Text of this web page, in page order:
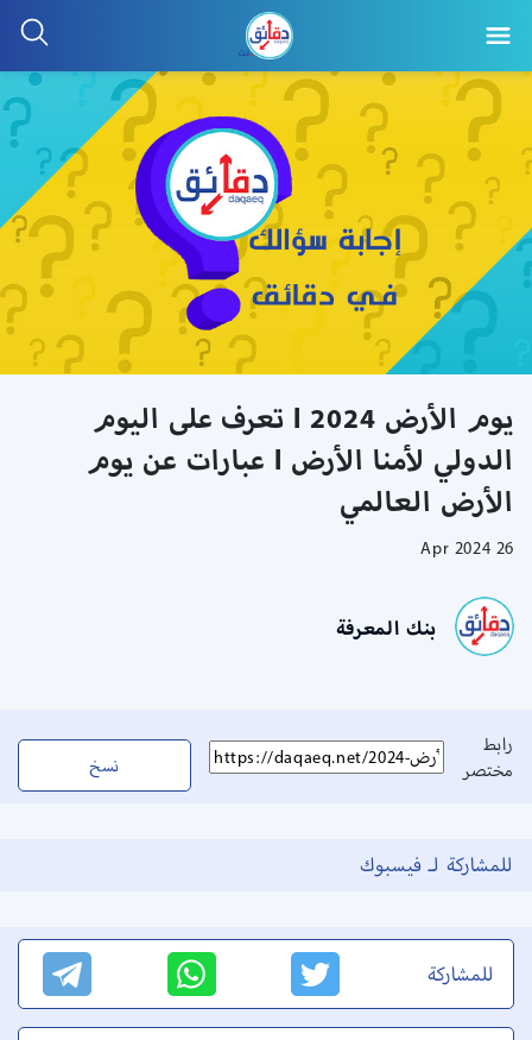
يوم الأرض 2024 l تعرف على اليوم
الدولي لأمنا الأرض l عبارات عن يوم
الأرض العالمي
26 Apr 2024
بنك المعرفة
رابط
مختصر
نسخ
للمشاركة لـ فيسبوك
للمشاركة